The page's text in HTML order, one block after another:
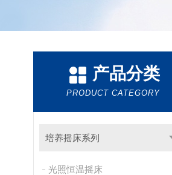
产品分类
PRODUCT CATEGORY
培养摇床系列
光照恒温摇床